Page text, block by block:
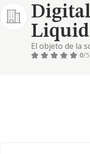
El objeto de la
formativos. así
0/5